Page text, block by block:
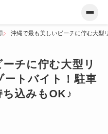
沖縄で最も美しいビーチに佇む大型
チに佇む大型リ
ートバイト！駐車
込みもOK♪